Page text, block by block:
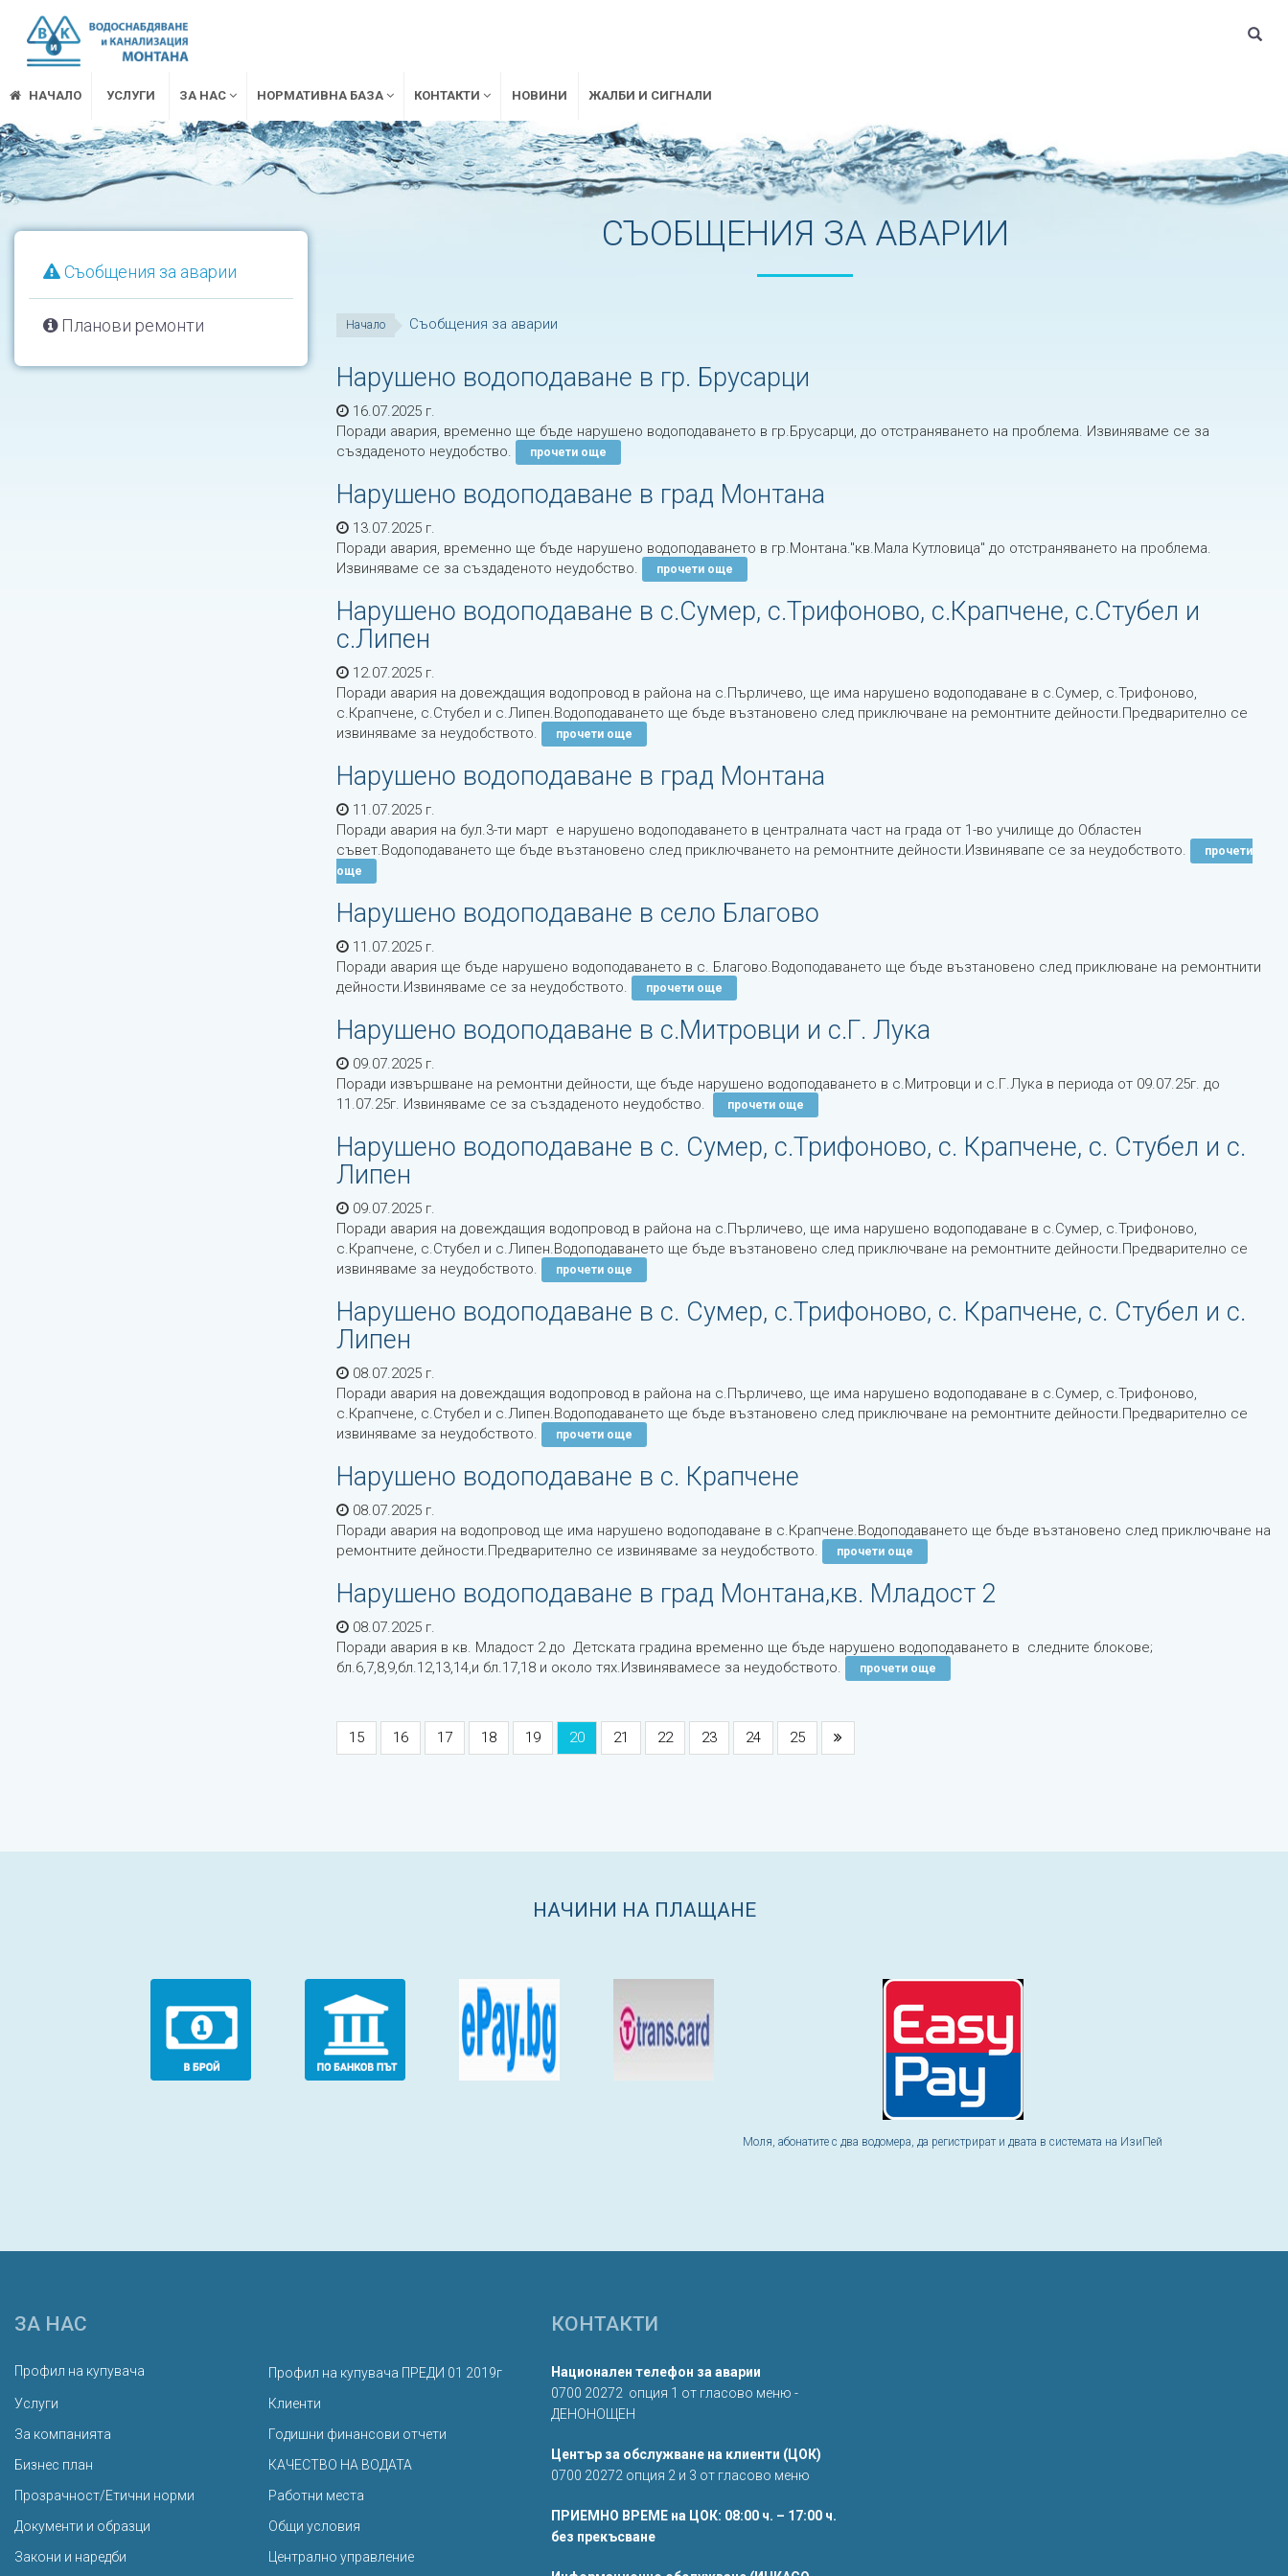
НАЧАЛО УСЛУГИ ЗА НАС НОРМАТИВНА БАЗА КОНТАКТИ НОВИНИ ЖАЛБИ И СИГНАЛИ
Съобщения за аварии
Планови ремонти
СЪОБЩЕНИЯ ЗА АВАРИИ
Начало Съобщения за аварии
Нарушено водоподаване в гр. Брусарци
16.07.2025 г.
Поради авария, временно ще бъде нарушено водоподаването в гр.Брусарци, до отстраняването на проблема. Извиняваме се за
създаденото неудобство.
прочети още
Нарушено водоподаване в град Монтана
13.07.2025 г.
Поради авария, временно ще бъде нарушено водоподаването в гр.Монтана.''кв.Мала Кутловица'' до отстраняването на проблема.
Извиняваме се за създаденото неудобство.
прочети още
Нарушено водоподаване в с.Сумер, с.Трифоново, с.Крапчене, с.Стубел и
с.Липен
12.07.2025 г.
Поради авария на довеждащия водопровод в района на с.Пърличево, ще има нарушено водоподаване в с.Сумер, с.Трифоново,
с.Крапчене, с.Стубел и с.Липен.Водоподаването ще бъде възтановено след приключване на ремонтните дейности.Предварително се
извиняваме за неудобството.
прочети още
Нарушено водоподаване в град Монтана
11.07.2025 г.
Поради авария на бул.3-ти март е нарушено водоподаването в централната част на града от 1-во училище до Областен
съвет.Водоподаването ще бъде възтановено след приключването на ремонтните дейности.Извинявапе се за неудобството.
прочети
още
Нарушено водоподаване в село Благово
11.07.2025 г.
Поради авария ще бъде нарушено водоподаването в с. Благово.Водоподаването ще бъде възтановено след приклюване на ремонтнити
дейности.Извиняваме се за неудобството.
прочети още
Нарушено водоподаване в с.Митровци и с.Г. Лука
09.07.2025 г.
Поради извършване на ремонтни дейности, ще бъде нарушено водоподаването в с.Митровци и с.Г.Лука в периода от 09.07.25г. до
11.07.25г. Извиняваме се за създаденото неудобство.
прочети още
Нарушено водоподаване в с. Сумер, с.Трифоново, с. Крапчене, с. Стубел и с.
Липен
09.07.2025 г.
Поради авария на довеждащия водопровод в района на с.Пърличево, ще има нарушено водоподаване в с.Сумер, с.Трифоново,
с.Крапчене, с.Стубел и с.Липен.Водоподаването ще бъде възтановено след приключване на ремонтните дейности.Предварително се
извиняваме за неудобството.
прочети още
Нарушено водоподаване в с. Сумер, с.Трифоново, с. Крапчене, с. Стубел и с.
Липен
08.07.2025 г.
Поради авария на довеждащия водопровод в района на с.Пърличево, ще има нарушено водоподаване в с.Сумер, с.Трифоново,
с.Крапчене, с.Стубел и с.Липен.Водоподаването ще бъде възтановено след приключване на ремонтните дейности.Предварително се
извиняваме за неудобството.
прочети още
Нарушено водоподаване в с. Крапчене
08.07.2025 г.
Поради авария на водопровод ще има нарушено водоподаване в с.Крапчене.Водоподаването ще бъде възтановено след приключване на
ремонтните дейности.Предварително се извиняваме за неудобството.
прочети още
Нарушено водоподаване в град Монтана,кв. Младост 2
08.07.2025 г.
Поради авария в кв. Младост 2 до Детската градина временно ще бъде нарушено водоподаването в следните блокове;
бл.6,7,8,9,бл.12,13,14,и бл.17,18 и около тях.Извинявамесе за неудобството.
прочети още
15 16 17 18 19 20 21 22 23 24 25
НАЧИНИ НА ПЛАЩАНЕ
Моля, абонатите с два водомера, да регистрират и двата в системата на ИзиПей
ЗА НАС
Профил на купувача
Профил на купувача ПРЕДИ 01 2019г
Услуги
Клиенти
За компанията
Годишни финансови отчети
Бизнес план
КАЧЕСТВО НА ВОДАТА
Прозрачност/Етични норми
Работни места
Документи и образци
Общи условия
Закони и наредби
Централно управление
КОНТАКТИ
Национален телефон за аварии
0700 20272 опция 1 от гласово меню -
ДЕНОНОЩЕН
Център за обслужване на клиенти (ЦОК)
0700 20272 опция 2 и 3 от гласово меню
ПРИЕМНО ВРЕМЕ на ЦОК: 08:00 ч. – 17:00 ч.
без прекъсване